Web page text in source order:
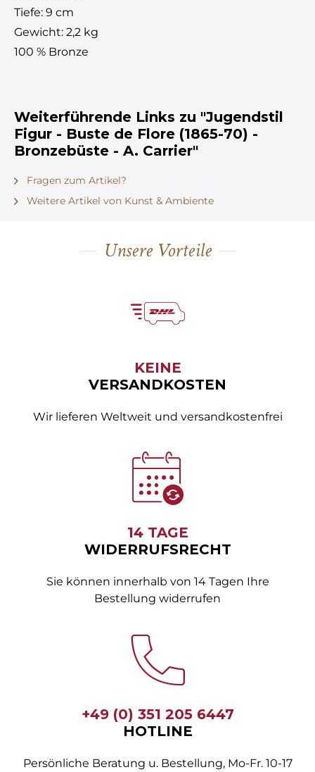
Tiefe: 9 cm
Gewicht: 2,2 kg
100 % Bronze
Weiterführende Links zu "Jugendstil
Figur - Buste de Flore (1865-70) -
Bronzebüste - A. Carrier"
Fragen zum Artikel?
Weitere Artikel von Kunst & Ambiente
Unsere Vorteile
KEINE
VERSANDKOSTEN
Wir lieferen Weltweit und versandkostenfrei
14 TAGE
WIDERRUFSRECHT
Sie können innerhalb von 14 Tagen Ihre
Bestellung widerrufen
+49 (0) 351 205 6447
HOTLINE
Persönliche Beratung u. Bestellung, Mo-Fr. 10-17